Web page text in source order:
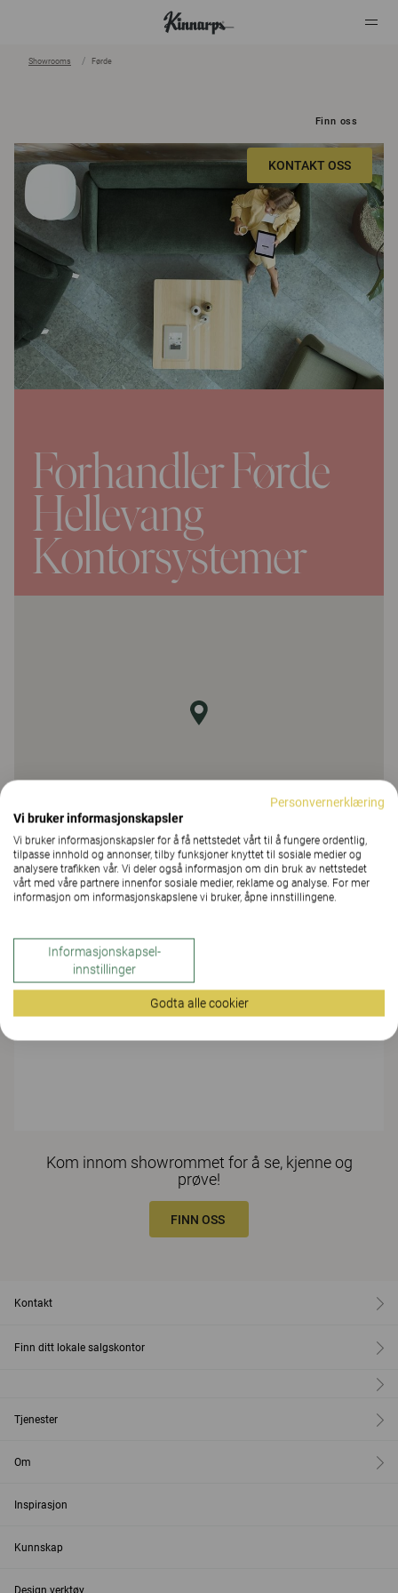
Showrooms Førde
Finn oss
KONTAKT OSS
Forhandler Førde
Hellevang
Kontorsystemer
Hafstadvegen 45
Telefon:
57 82 19 33
Kom innom showrommet for å se, kjenne og
prøve!
FINN OSS
Kontakt
Finn ditt lokale salgskontor
Tjenester
Om
Inspirasjon
Kunnskap
Design verktøy
Personvernerklæring
Vi bruker informasjonskapsler
Vi bruker informasjonskapsler for å få nettstedet vårt til å fungere ordentlig,
tilpasse innhold og annonser, tilby funksjoner knyttet til sosiale medier og
analysere trafikken vår. Vi deler også informasjon om din bruk av nettstedet
vårt med våre partnere innenfor sosiale medier, reklame og analyse. For mer
informasjon om informasjonskapslene vi bruker, åpne innstillingene.
Informasjonskapsel-
innstillinger
Godta alle cookier